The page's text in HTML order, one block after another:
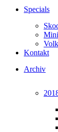
Specials
Kontakt
Archiv